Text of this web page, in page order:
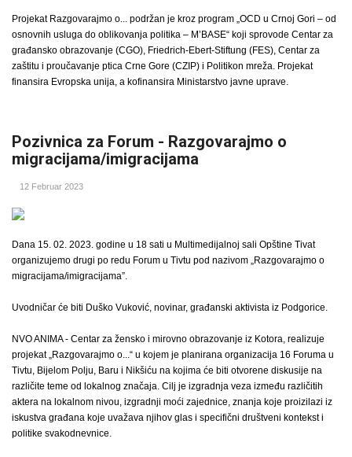
Projekat Razgovarajmo o... podržan je kroz program „OCD u Crnoj Gori – od
osnovnih usluga do oblikovanja politika – M’BASE“ koji sprovode Centar za
građansko obrazovanje (CGO), Friedrich-Ebert-Stiftung (FES), Centar za
zaštitu i proučavanje ptica Crne Gore (CZIP) i Politikon mreža. Projekat
finansira Evropska unija, a kofinansira Ministarstvo javne uprave.
Pozivnica za Forum - Razgovarajmo o
migracijama/imigracijama
12 Februar 2023
Dana 15. 02. 2023. godine u 18 sati u Multimedijalnoj sali Opštine Tivat
organizujemo drugi po redu Forum u Tivtu pod nazivom „Razgovarajmo o
migracijama/imigracijama”.
Uvodničar će biti Duško Vuković, novinar, građanski aktivista iz Podgorice.
NVO ANIMA - Centar za žensko i mirovno obrazovanje iz Kotora, realizuje
projekat „Razgovarajmo o...“ u kojem je planirana organizacija 16 Foruma u
Tivtu, Bijelom Polju, Baru i Nikšiću na kojima će biti otvorene diskusije na
različite teme od lokalnog značaja. Cilj je izgradnja veza između različitih
aktera na lokalnom nivou, izgradnji moći zajednice, znanja koje proizilazi iz
iskustva građana koje uvažava njihov glas i specifični društveni kontekst i
politike svakodnevnice.